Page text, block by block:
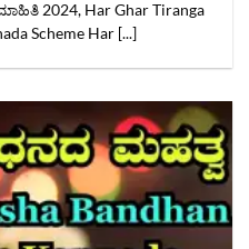
2024, Har Ghar Tiranga
Scheme Har [...]